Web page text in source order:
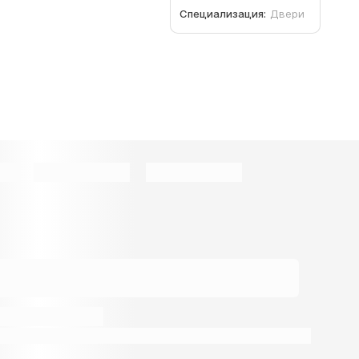
Специализация: Двери